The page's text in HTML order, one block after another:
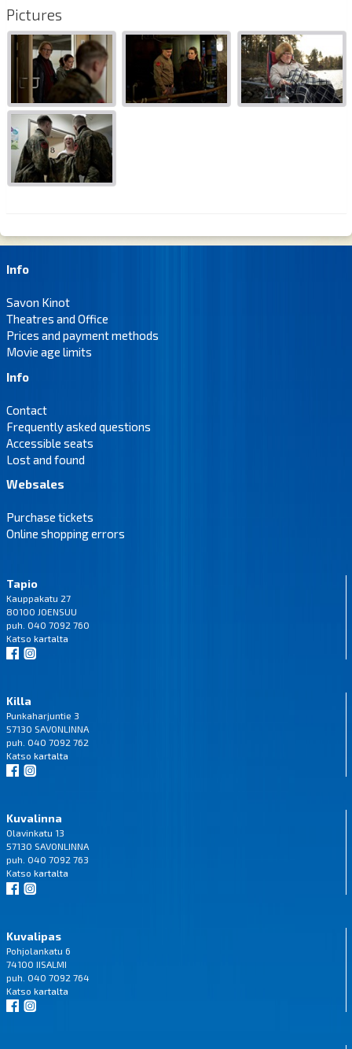
Pictures
Info
Savon Kinot
Theatres and Office
Prices and payment methods
Movie age limits
Info
Contact
Frequently asked questions
Accessible seats
Lost and found
Websales
Purchase tickets
Online shopping errors
Tapio
Kauppakatu 27
80100 JOENSUU
puh. 040 7092 760
Katso kartalta
Killa
Punkaharjuntie 3
57130 SAVONLINNA
puh. 040 7092 762
Katso kartalta
Kuvalinna
Olavinkatu 13
57130 SAVONLINNA
puh. 040 7092 763
Katso kartalta
Kuvalipas
Pohjolankatu 6
74100 IISALMI
puh. 040 7092 764
Katso kartalta